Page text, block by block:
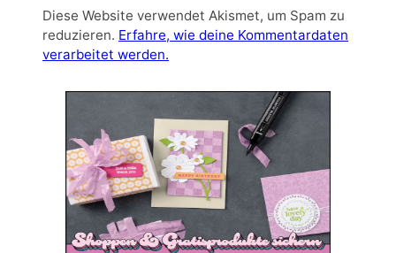
Diese Website verwendet Akismet, um Spam zu
reduzieren. Erfahre, wie deine Kommentardaten
verarbeitet werden.